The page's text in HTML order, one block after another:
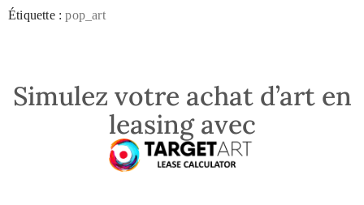
Étiquette :pop_art
Simulez votre achat d’art en
leasing avec